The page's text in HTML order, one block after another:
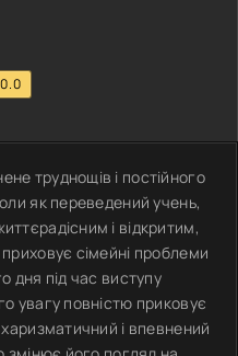
0.0
труднощів і постійного
як переведений учень,
і відкритим,
сімейні проблеми
дня під час виступу
увагу повністю приковує
і впевнений